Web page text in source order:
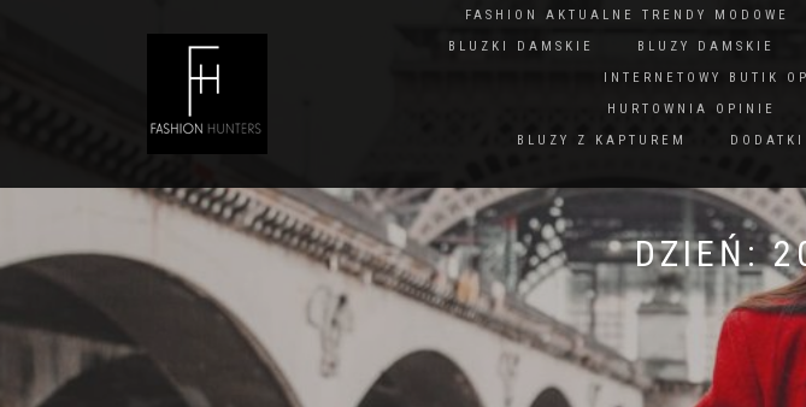
FASHION AKTUALNE TRENDY MODOWE
BLUZKI DAMSKIE
BLUZY DAMSKIE
INTERNETOWY BUTIK
HURTOWNIA OPINIE
BLUZY Z KAPTUREM
DODATKI
DZIEŃ: